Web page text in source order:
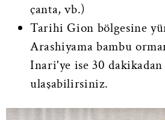
çanta, vb.)
Tarihi Gion bölgesine
Arashiyama bambu
Inari'ye ise 30 dakikadan
ulaşabilirsiniz.